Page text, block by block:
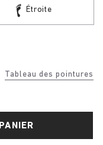
Étroite
Tableau des pointures